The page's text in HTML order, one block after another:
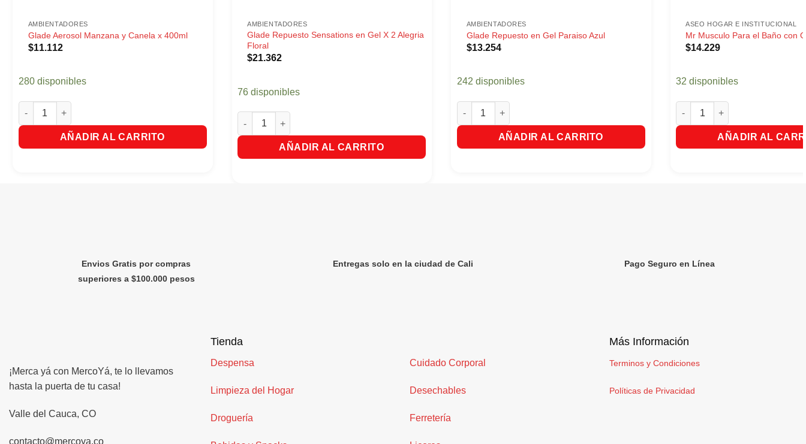
AMBIENTADORES
Glade Aerosol Manzana y Canela x 400ml
$11.112
280 disponibles
Glade Aerosol Manzana y Canela x 400ml cantidad
AÑADIR AL CARRITO
AMBIENTADORES
Glade Repuesto Sensations en Gel X 2 Alegria
Floral
$21.362
76 disponibles
Glade Repuesto Sensations en Gel X 2 Alegria Floral cantidad
AÑADIR AL CARRITO
AMBIENTADORES
Glade Repuesto en Gel Paraiso Azul
$13.254
242 disponibles
Glade Repuesto en Gel Paraiso Azul cantidad
AÑADIR AL CARRITO
ASEO HOGAR E INSTITUCIONAL
Mr Musculo Para el Baño con
$14.229
32 disponibles
Mr Musculo Para el Baño con
AÑADIR AL
Envios Gratis por compras
superiores a $100.000 pesos
Entregas solo en la ciudad de Cali Pago Seguro en Línea
¡Merca yá con MercoYá, te lo llevamos
hasta la puerta de tu casa!
Valle del Cauca, CO
contacto@mercoya.co
Tienda
Despensa
Limpieza del Hogar
Droguería
Cuidado Corporal
Desechables
Ferretería
Más Información
Terminos y Condiciones
Políticas de Privacidad